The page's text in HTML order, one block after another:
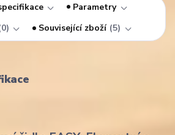
Parametry
0 Související zboží 5